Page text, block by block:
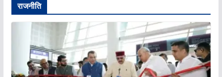
राजनीति